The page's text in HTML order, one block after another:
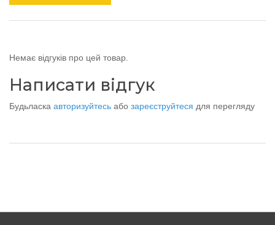
Немає відгуків про цей товар.
Написати відгук
Будьласка авторизуйтесь або зареєструйтеся для перегляду